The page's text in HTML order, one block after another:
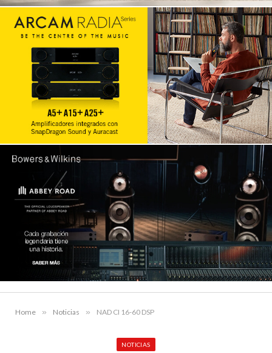
Home » Noticias » NAD CI 16-60 DSP
NOTICIAS